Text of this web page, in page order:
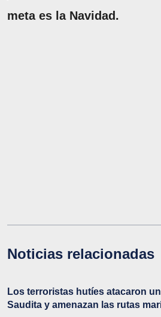
meta es la Navidad.
Noticias relacionadas
Los terroristas hutíes atacaron
Saudita y amenazan las rutas